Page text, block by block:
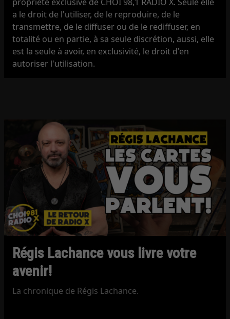
a le droit de l'utiliser, de le reproduire, de le
transmettre, de le diffuser ou de le rediffuser, en
totalité ou en partie, à sa seule discrétion, aussi, elle
est la seule à avoir, en exclusivité, le droit d'en
autoriser l'utilisation.
Régis Lachance vous livre votre
avenir!
La chronique de Régis Lachance.